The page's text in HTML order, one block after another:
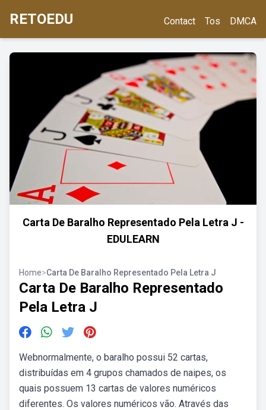
RETOEDU Contact Tos DMCA
Carta De Baralho Representado Pela Letra J -
EDULEARN
Home>Carta De Baralho Representado Pela Letra J
Carta De Baralho Representado
Pela Letra J
Webnormalmente, o baralho possui 52 cartas,
distribuídas em 4 grupos chamados de naipes, os
quais possuem 13 cartas de valores numéricos
diferentes. Os valores numéricos vão. Através das